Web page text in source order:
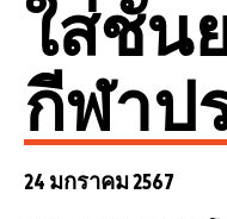
ใส่ชั้น
กีฬาป
24 มกราคม 2567